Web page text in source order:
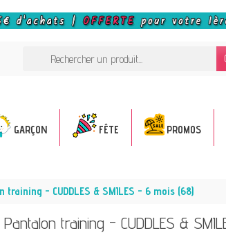
GARÇON FÊTE PROMOS
training - CUDDLES & SMILES - 6 mois (68)
Pantalon training - CUDDLES &